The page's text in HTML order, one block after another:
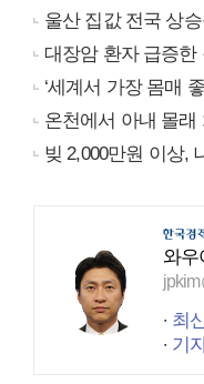
울산 집값 전국 상
대장암 환자 급증한
‘세계서 가장 몸매
온천에서 아내 몰래
빚 2,000만원 이상,
와우
최
기